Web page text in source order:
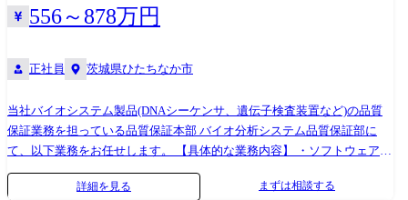
の策定支援 ・ソリューション構想段階における顧客とのディスカッショ
ン・要件整理 ※顧客側がAI活用の初期段階であるケースも多く、課題定
ェーズ ・AI・画像処理・データ解析における最適なアプローチの検討 ・
・開発スコープ・対応方針・役割分担の設計 ・小規模プロトタイプを用
いた技術検証 ※OSSモデルを利用するだけでなく、対象データ・精度要
件に応じてモデル構造に手を加える開発が前提です。 3.開発・検証フェ
ーニング、評価・分析・報告、ソフトウェア実装 ・顧客と連携した
556～878万円
正社員 茨城県ひたちなか市
当社バイオシステム製品(DNAシーケンサ、遺伝子検査装置など)の品質
保証業務を担っている品質保証本部 バイオ分析システム品質保証部に
て、以下業務をお任せします。 【具体的な業務内容】 ・ソフトウェア開
発に対する製品ソフトウェアの品質の確保および妥当性確認の計画と実
行(ソフトウェア認定業務) ・設計変更(機能向上・部品改廃・原価低減等)
詳細を見る まずは相談する